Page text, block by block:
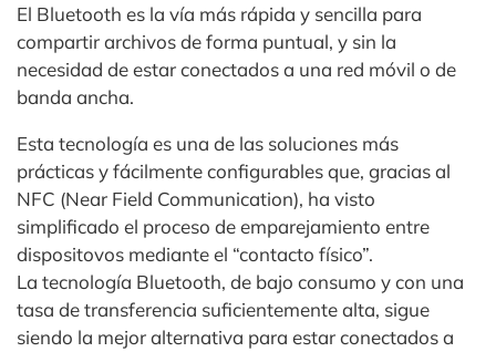
El Bluetooth es la vía más rápida y sencilla para
compartir archivos de forma puntual, y sin la
necesidad de estar conectados a una red móvil o de
banda ancha.
Esta tecnología es una de las soluciones más
prácticas y fácilmente configurables que, gracias al
NFC (Near Field Communication), ha visto
simplificado el proceso de emparejamiento entre
dispositovos mediante el “contacto físico”.
La tecnología Bluetooth, de bajo consumo y con una
tasa de transferencia suficientemente alta, sigue
siendo la mejor alternativa para estar conectados a